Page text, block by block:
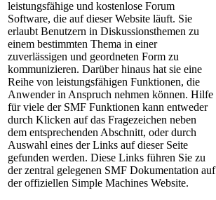
leistungsfähige und kostenlose Forum
Software, die auf dieser Website läuft. Sie
erlaubt Benutzern in Diskussionsthemen zu
einem bestimmten Thema in einer
zuverlässigen und geordneten Form zu
kommunizieren. Darüber hinaus hat sie eine
Reihe von leistungsfähigen Funktionen, die
Anwender in Anspruch nehmen können. Hilfe
für viele der SMF Funktionen kann entweder
durch Klicken auf das Fragezeichen neben
dem entsprechenden Abschnitt, oder durch
Auswahl eines der Links auf dieser Seite
gefunden werden. Diese Links führen Sie zu
der zentral gelegenen SMF Dokumentation auf
der offiziellen Simple Machines Website.